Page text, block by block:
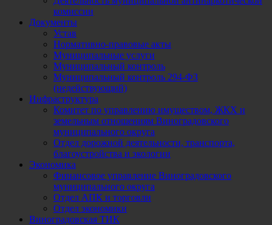
комиссии
Документы
Устав
Нормативно-правовые акты
Муниципальные услуги
Муниципальный контроль
Муниципальный контроль 294-ФЗ
(недействующий)
Инфраструктура
Комитет по управлению имуществом, ЖКХ и
земельным отношениям Виноградовского
муниципального округа
Отдел дорожной деятельности, транспорта,
благоустройства и экологии
Экономика
Финансовое управление Виноградовского
муниципального округа
Отдел АПК и торговли
Отдел экономики
Виноградовская ТИК